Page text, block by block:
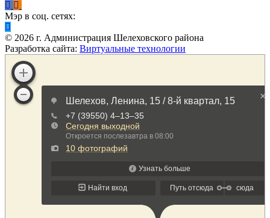
Мэр в соц. сетях:
© 2026 г. Администрация Шелеховского района
Разработка сайта: Виртуальные технологии